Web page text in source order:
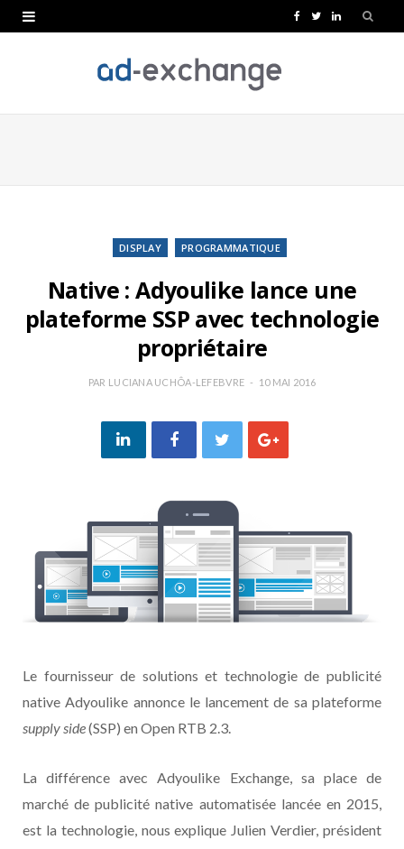
e
T
t
L
k
DISPLAY PROGRAMMATIQUE
Native : Adyoulike lance une
plateforme SSP avec technologie
propriétaire
PAR LUCIANA UCHÔA-LEFEBVRE 10 MAI 2016
Le fournisseur de solutions et technologie de publicité
native Adyoulike annonce le lancement de sa plateforme
supply side(SSP) en Open RTB 2.3.
La différence avec Adyoulike Exchange, sa place de
marché de publicité native automatisée lancée en 2015,
est la technologie, nous explique Julien Verdier, président